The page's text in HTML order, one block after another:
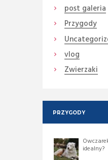
post galeria
Przygody
vlog
Zwierzaki
PRZYGODY
idealny?